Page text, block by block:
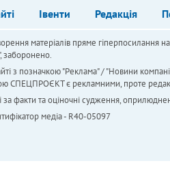
Івенти Редакція
матеріалів пряме
заборонено.
з позначкою "Реклама" / "Новини
СПЕЦПРОЄКТ є рекламними, проте
за факти та оціночні судження,
медіа - R40-05097